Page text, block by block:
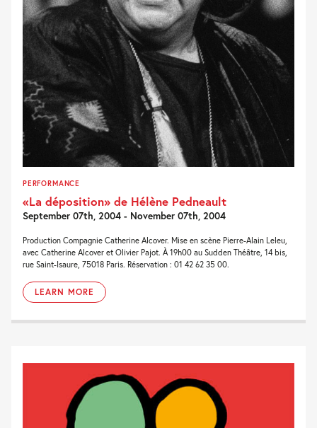
PERFORMANCE
«La déposition» de Hélène Pedneault
September 07th, 2004 - November 07th, 2004
Production Compagnie Catherine Alcover. Mise en scène Pierre-Alain Leleu,
avec Catherine Alcover et Olivier Pajot. À 19h00 au Sudden Théâtre, 14 bis,
rue Saint-Isaure, 75018 Paris. Réservation : 01 42 62 35 00.
LEARN MORE